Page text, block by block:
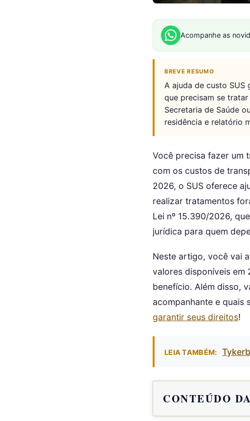
Acompanhe as
BREVE RESUMO
A ajuda de custo SUS
que precisam se
Secretaria de Saúde
residência e relatório
Você precisa fazer um
com os custos de
2026, o SUS oferece
realizar tratamentos
Lei nº 15.390/2026,
jurídica para quem
Neste artigo, você vai
valores disponíveis em
benefício. Além disso,
acompanhante e quais
garantir seus direitos!
LEIA TAMBÉM:
CONTEÚDO